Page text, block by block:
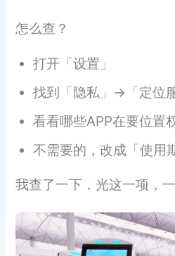
怎么查？
打开「设置」
找到「隐私」→「定位
看看哪些APP在要位置
不需要的，改成「使用
我查了一下，光这一项，